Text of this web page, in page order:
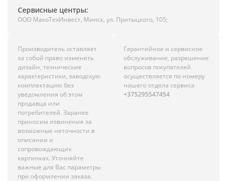
Сервисные центры:
ООО МакоТехИнвест, Минск, ул. Притыцкого, 105;
Производитель оставляет
за собой право изменять
дизайн, технические
характеристики, заводскую
комплектацию без
уведомления об этом
продавца или
потребителей. Заранее
приносим извинения за
возможные неточности в
описании и
сопровождающих
картинках. Уточняйте
важные для Вас параметры
при оформлении заказа.
Гарантийное и сервисное
обслуживание, разрешение
вопросов покупателей
осуществляется по номеру
нашего отдела сервиса
+375295547454